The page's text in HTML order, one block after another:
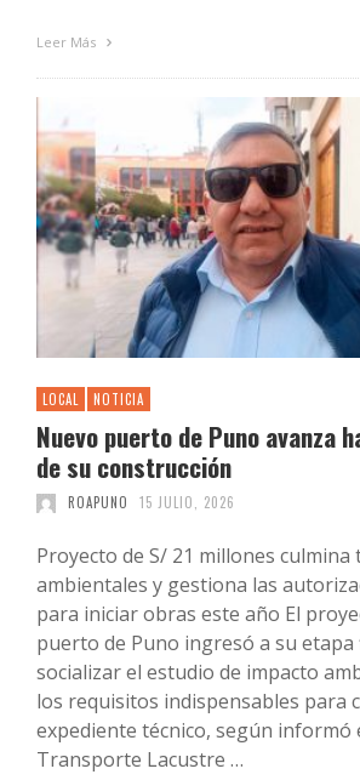
Leer Más
LOCAL NOTICIA
Nuevo puerto de Puno avanza
de su construcción
ROAPUNO 15 JULIO, 2026
Proyecto de S/ 21 millones culmina
ambientales y gestiona las
para iniciar obras este año El
puerto de Puno ingresó a su etapa
socializar el estudio de impacto
los requisitos indispensables para
expediente técnico, según informó
Transporte Lacustre …